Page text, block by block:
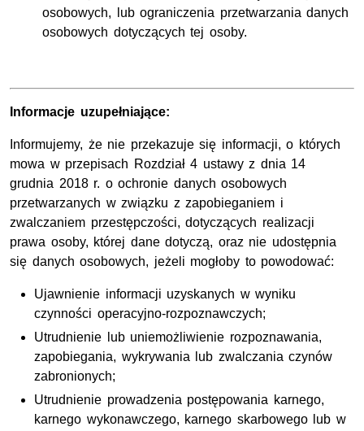
osobowych, lub ograniczenia przetwarzania danych
osobowych dotyczących tej osoby.
Informacje uzupełniające:
Informujemy, że nie przekazuje się informacji, o których
mowa w przepisach Rozdział 4 ustawy z dnia 14
grudnia 2018 r. o ochronie danych osobowych
przetwarzanych w związku z zapobieganiem i
zwalczaniem przestępczości, dotyczących realizacji
prawa osoby, której dane dotyczą, oraz nie udostępnia
się danych osobowych, jeżeli mogłoby to powodować:
Ujawnienie informacji uzyskanych w wyniku
czynności operacyjno-rozpoznawczych;
Utrudnienie lub uniemożliwienie rozpoznawania,
zapobiegania, wykrywania lub zwalczania czynów
zabronionych;
Utrudnienie prowadzenia postępowania karnego,
karnego wykonawczego, karnego skarbowego lub w